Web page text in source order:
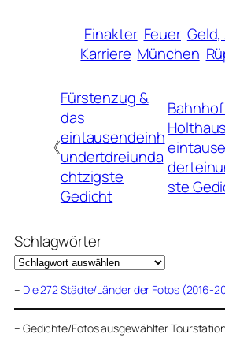
Einakter Feuer
Karriere München
《
Fürstenzug &
das
eintausendeinh
undertdreiunda
chtzigste
Gedicht
ste
Schlagwörter
– Die 272 Städte/Länder der Fotos (2016-
– Gedichte/Fotos ausgewählter